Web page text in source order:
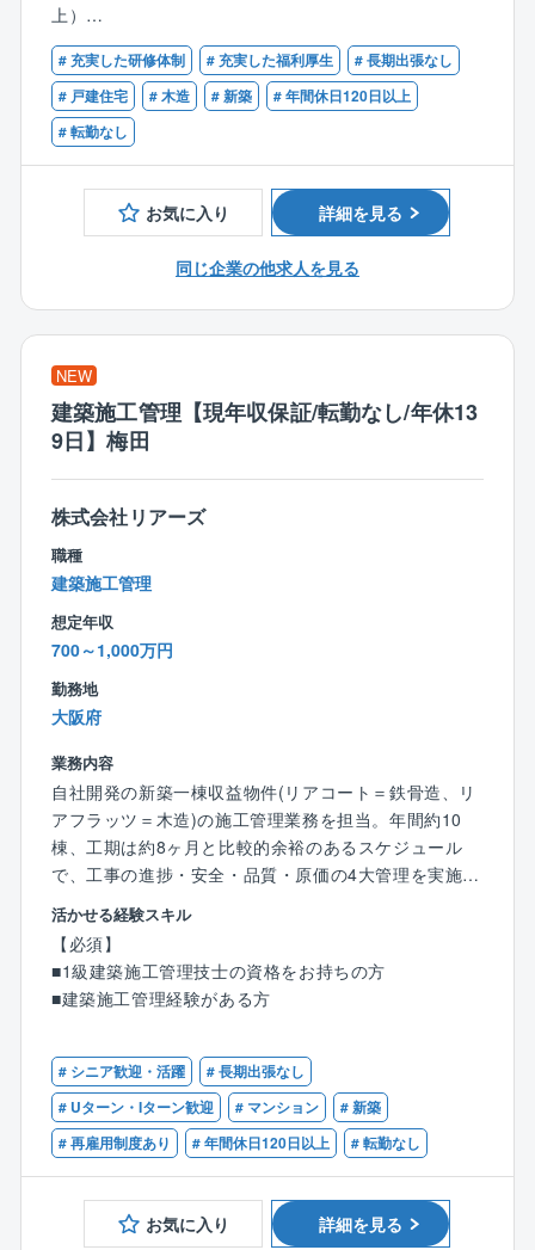
■人を大切にする社風で、社員定着率が高く長く働き易
い環境がございます。◎平均勤続年数：17.8年、平均
年齢：45.3歳
■魅力：
◎右肩上がりに業績を伸ばすエスリードグループの1社
です。
◎即日～数日で決裁が下りるスピード経営を行ってお
り、自分の判断で案件を前に進められる裁量の大きさ
があります。
◎少数精鋭で意思決定が速く、年次が浅くても事業に
深く関われり成長していくことができます。
の獲得に強い信用基盤があります。
段階で管理職までステップアップすることも可能で
〈同社について〉
エスリードグループの豊富なノウハウを活かし、利便
「住む人の立場に立った住まいづくり」をコンセプト
に、都心部の駅近から郊外のニュータウンまで、幅広
いエリアで安心で快適なワンランク上の住まいを提供
上）
【歓迎条件】
■1級建築施工管理技士の資格をお持ちの方
# 充実した研修体制 # 充実した福利厚生
# 長期出張なし
# 戸建住宅
# 木造 # 新築
# 年間休日120日以上
# 転勤なし
お気に入り 詳細を見る
同じ企業の他求人を見る
NEW
建築施工管理【現年収保証/転勤なし/年休13
9日】梅田
株式会社リアーズ
職種
建築施工管理
想定年収
700～1,000万円
勤務地
大阪府
業務内容
自社開発の新築一棟収益物件(リアコート＝鉄骨造、リ
アフラッツ＝木造)の施工管理業務を担当。年間約10
棟、工期は約8ヶ月と比較的余裕のあるスケジュール
で、工事の進捗・安全・品質・原価の4大管理を実施し
ます。
【具体的には】
■土地購入検討段階での建築可能な規模の確認、特に中
高層住宅における法的条件の考慮
■建築確認申請などの行政手続きや着工に向けたスケジ
ュール調整
■役所検査の調整や現場訪問(10日に1度程度)による問
題点の洗い出し
等
〈年間棟数〉
活かせる経験スキル
【必須】
■1級建築施工管理技士の資格をお持ちの方
■建築施工管理経験がある方
# シニア歓迎・活躍
# 長期出張なし
# Uターン・Iターン歓迎
# マンション
# 新築
# 再雇用制度あり
# 年間休日120日以上 # 転勤なし
お気に入り 詳細を見る